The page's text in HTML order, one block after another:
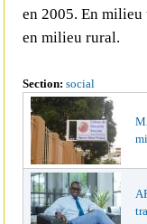
en 2005. En milieu
en milieu rural.
Section: social